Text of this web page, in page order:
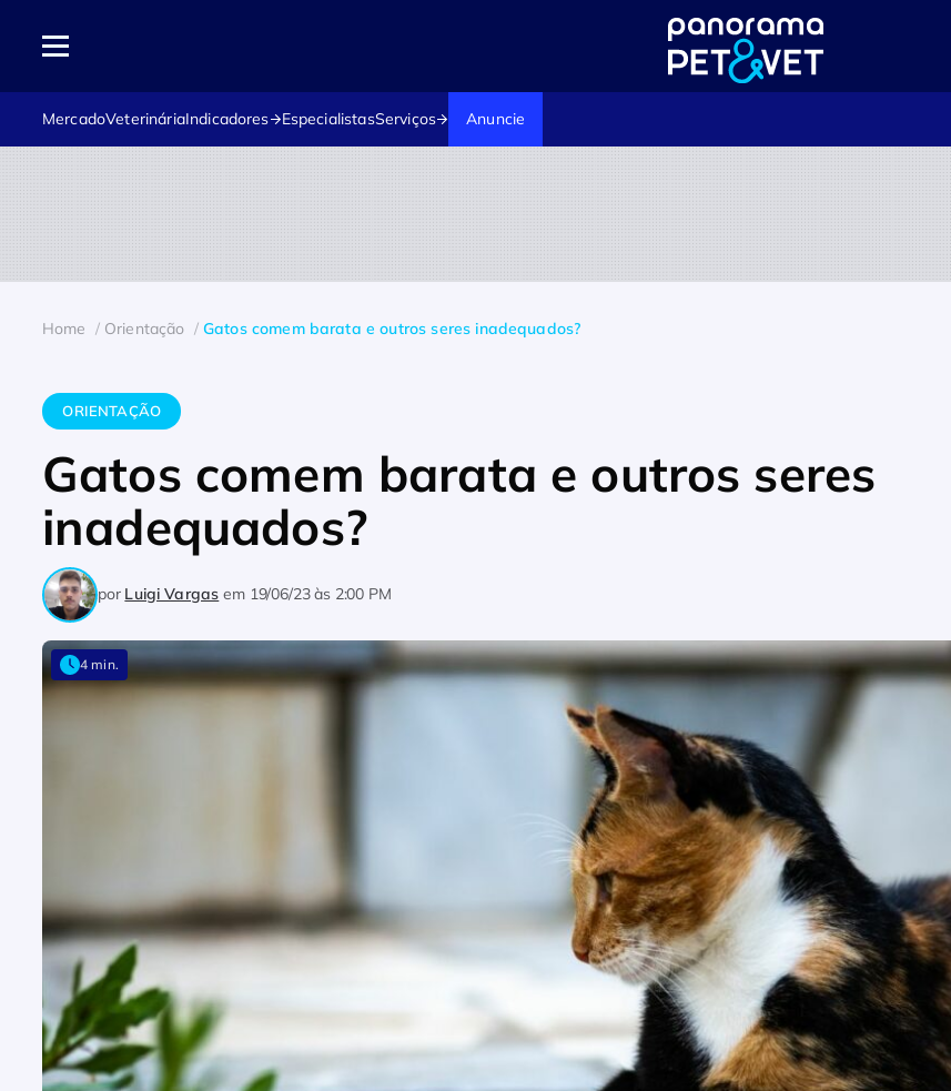
MercadoVeterináriaIndicadores EspecialistasServiços Anuncie
Home Orientação Gatos comem barata e outros seres inadequados?
ORIENTAÇÃO
Gatos comem barata e outros seres
inadequados?
por Luigi Vargas em 19/06/23 às 2:00 PM
4 min.